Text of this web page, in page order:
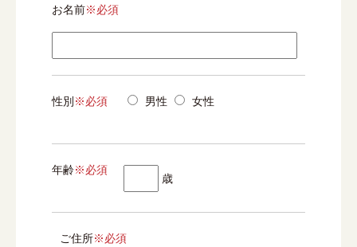
お名前※必須
性別 ※必須 男性 女性
年齢※必須
歳
ご住所※必須